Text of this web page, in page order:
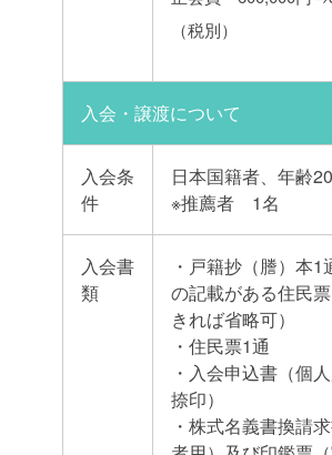
（税別）
入会・譲渡について
入会条
件
日本国籍者、年齢
※推薦者 1名
入会書
類
・戸籍抄（謄）本
の記載がある住民
きれば省略可）
・住民票1通
・入会申込書（個
捺印）
・株式名義書換請